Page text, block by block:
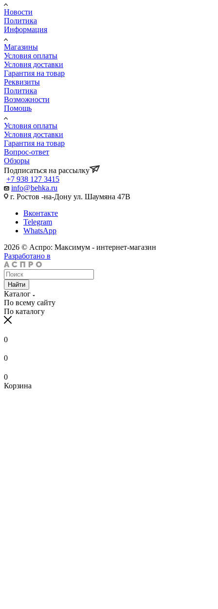
Новости
Политика
Информация
Магазины
Условия оплаты
Условия доставки
Гарантия на товар
Реквизиты
Политика
Возможности
Помощь
Условия оплаты
Условия доставки
Гарантия на товар
Вопрос-ответ
Обзоры
Подписаться на рассылку
+7 938 127 3415
info@behka.ru
г. Ростов -на-Дону ул. Шаумяна 47В
Вконтакте
Telegram
WhatsApp
2026 © Аспро: Максимум - интернет-магазин
Разработано в
Найти
Каталог
По всему сайту
По каталогу
0
0
0
Корзина